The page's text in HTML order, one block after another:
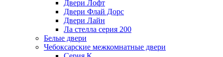
Двери Лофт
Двери Флай Дорс
Двери Лайн
Ла стелла серия 200
Белые двери
Чебоксарские межкомнатные двери